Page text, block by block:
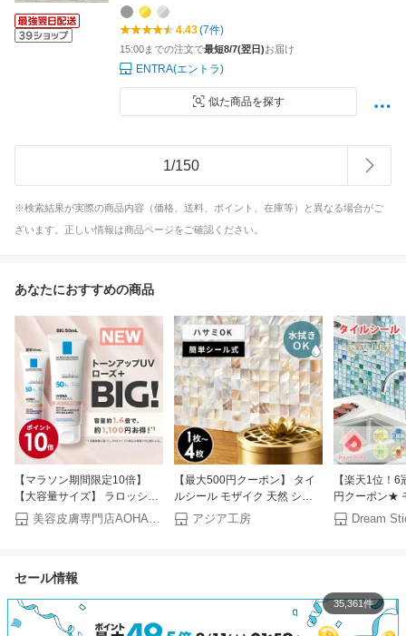
4.43(7件)
15:00までの注文で最短8/7(翌日)お届け
ENTRA(エントラ)
似た商品を探す
1/150
※検索結果が実際の商品内容（価格、送料、ポイント、在庫等）と異なる場合がご
ざいます。正しい情報は商品ページをご確認ください。
あなたにおすすめの商品
【マラソン期間限定10倍】
【大容量サイズ】 ラロッシュ
ポゼ UVイデア XL プロテクシ
ョントーンアップローズ+ 1
毛穴ケア 保湿 LA ROCHE
ラス 正規代理店
美容皮膚専門店AOHAL365
【最大500円クーポン】 タイ
ルシール モザイク 天然 シェ
ル 貝 リアル 約 W 30cm D
30cm H 2mm 1枚/4枚 タイル
ッカー デコレーション リメイ
アジア工房
【楽天1位！
円クーポン★
シール タイル
(マステ併用)
欧 おしゃれ
BST
ル
セール情報
35,361件